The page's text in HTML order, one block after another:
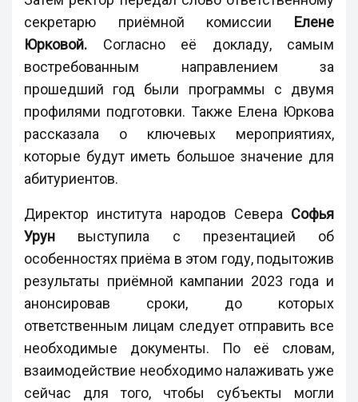
секретарю приёмной комиссии Елене
Юрковой. Согласно её докладу, самым
востребованным направлением за
прошедший год были программы с двумя
профилями подготовки. Также Елена Юркова
рассказала о ключевых мероприятиях,
которые будут иметь большое значение для
абитуриентов.
Директор института народов Севера Софья
Урун выступила с презентацией об
особенностях приёма в этом году, подытожив
результаты приёмной кампании 2023 года и
анонсировав сроки, до которых
ответственным лицам следует отправить все
необходимые документы. По её словам,
взаимодействие необходимо налаживать уже
сейчас для того, чтобы субъекты могли